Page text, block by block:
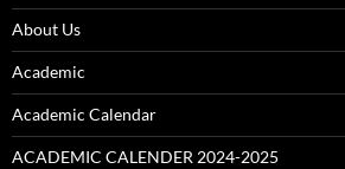
About Us
Academic
Academic Calendar
ACADEMIC CALENDER 2024-2025